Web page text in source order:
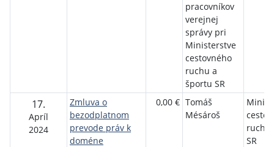
pracovníkov
verejnej
správy pri
Ministerstve
cestovného
ruchu a
športu SR
17.
Apríl
2024
Zmluva o
bezodplatnom
prevode práv k
doméne
0,00 € Tomáš
Mésároš
ruchu
SR